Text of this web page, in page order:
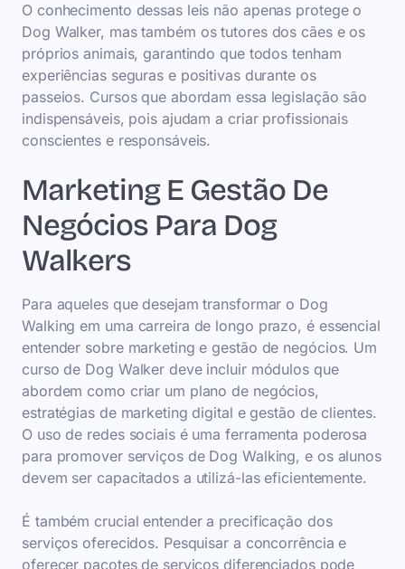
O conhecimento dessas leis não apenas protege o
Dog Walker, mas também os tutores dos cães e os
próprios animais, garantindo que todos tenham
experiências seguras e positivas durante os
passeios. Cursos que abordam essa legislação são
indispensáveis, pois ajudam a criar profissionais
conscientes e responsáveis.
Marketing E Gestão De
Negócios Para Dog
Walkers
Para aqueles que desejam transformar o Dog
Walking em uma carreira de longo prazo, é essencial
entender sobre marketing e gestão de negócios. Um
curso de Dog Walker deve incluir módulos que
abordem como criar um plano de negócios,
estratégias de marketing digital e gestão de clientes.
O uso de redes sociais é uma ferramenta poderosa
para promover serviços de Dog Walking, e os alunos
devem ser capacitados a utilizá-las eficientemente.
É também crucial entender a precificação dos
serviços oferecidos. Pesquisar a concorrência e
oferecer pacotes de serviços diferenciados pode